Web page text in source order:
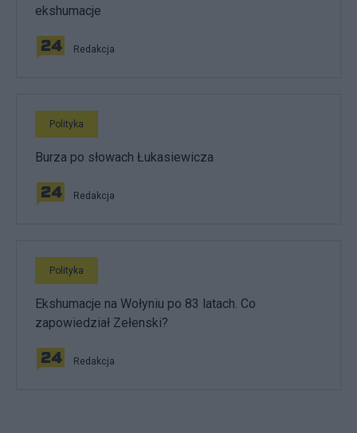
ekshumacje
Redakcja
Polityka
Burza po słowach Łukasiewicza
Redakcja
Polityka
Ekshumacje na Wołyniu po 83 latach. Co
zapowiedział Zełenski?
Redakcja